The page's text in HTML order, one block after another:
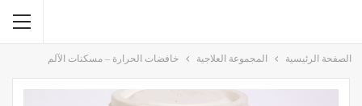
الصفحة الرئيسية المجموعة العلاجية خافضات الحرارة – مسكنات الآلم